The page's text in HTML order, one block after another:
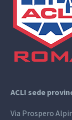
ACLI sede
Via Prospero